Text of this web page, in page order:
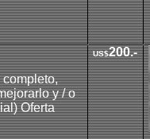
y / o
Oferta
US$200.-